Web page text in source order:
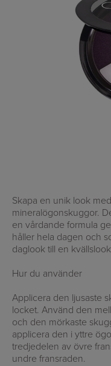
Skapa en unik look
mineralögonskuggor.
en vårdande formula
håller hela dagen och
daglook till en
Hur du använder
Applicera den ljusaste
locket. Använd den
och den mörkaste
applicera den i yttre
tredjedelen av övre
undre fransraden.